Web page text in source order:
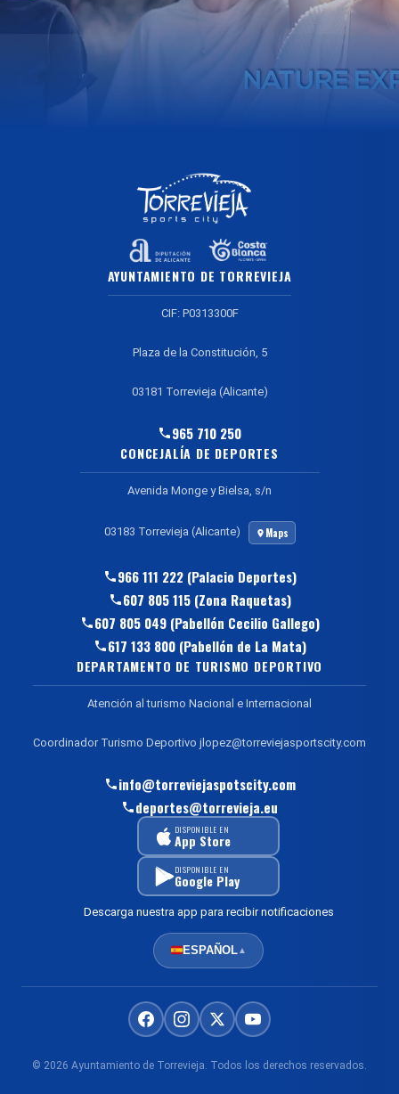
AYUNTAMIENTO DE TORREVIEJA
CIF: P0313300F
Plaza de la Constitución, 5
03181 Torrevieja (Alicante)
965 710 250
CONCEJALÍA DE DEPORTES
Avenida Monge y Bielsa, s/n
03183 Torrevieja (Alicante) Maps
966 111 222 (Palacio Deportes)
607 805 115 (Zona Raquetas)
607 805 049 (Pabellón Cecilio Gallego)
617 133 800 (Pabellón de La Mata)
DEPARTAMENTO DE TURISMO DEPORTIVO
Atención al turismo Nacional e Internacional
Coordinador Turismo Deportivo jlopez@torreviejasportscity.com
info@torreviejaspotscity.com
deportes@torrevieja.eu
DISPONIBLE EN
App Store
DISPONIBLE EN
Google Play
Descarga nuestra app para recibir notificaciones
ESPAÑOL▲
© 2026 Ayuntamiento de Torrevieja. Todos los derechos reservados.